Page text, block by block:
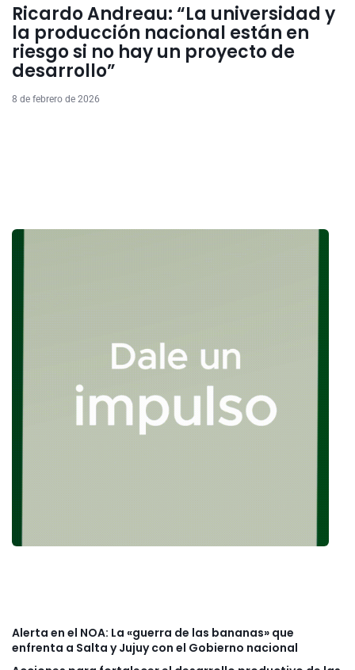
Ricardo Andreau: “La universidad y
la producción nacional están en
riesgo si no hay un proyecto de
desarrollo”
8 de febrero de 2026
Alerta en el NOA: La «guerra de las bananas» que
enfrenta a Salta y Jujuy con el Gobierno nacional